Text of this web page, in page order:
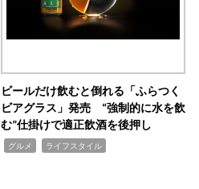
ビールだけ飲むと倒れる「ふらつく
ビアグラス」発売 “強制的に水を飲
む”仕掛けで適正飲酒を後押し
グルメ ライフスタイル